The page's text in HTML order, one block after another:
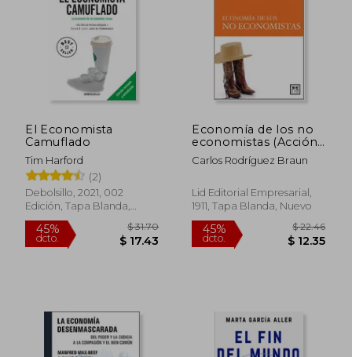
El Economista
Camuflado
Tim Harford
(2)
Debolsillo, 2021, 002
Edición, Tapa Blanda,
Nuevo
Economía de los no
economistas (Acción
Empresarial)
Carlos Rodríguez Braun
Lid Editorial Empresarial,
1911, Tapa Blanda, Nuevo